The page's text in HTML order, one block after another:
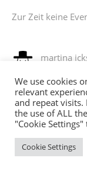
Zur Zeit keine
martina
leichtem
12/08/2025
es war ein
gemacht,
Andreaszu
We use cookies
relevant
and repeat visits.
the use of ALL
"Cookie
Cookie Settings